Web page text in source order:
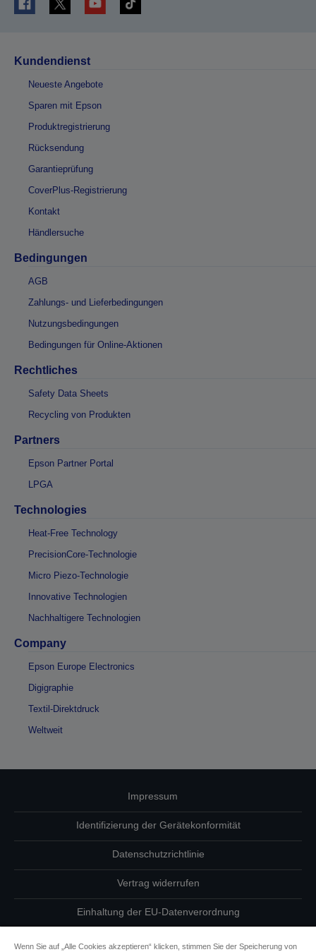
Kundendienst
Neueste Angebote
Sparen mit Epson
Produktregistrierung
Rücksendung
Garantieprüfung
CoverPlus-Registrierung
Kontakt
Händlersuche
Bedingungen
AGB
Zahlungs- und Lieferbedingungen
Nutzungsbedingungen
Bedingungen für Online-Aktionen
Rechtliches
Safety Data Sheets
Recycling von Produkten
Partners
Epson Partner Portal
LPGA
Technologies
Heat-Free Technology
PrecisionCore-Technologie
Micro Piezo-Technologie
Innovative Technologien
Nachhaltigere Technologien
Company
Epson Europe Electronics
Digigraphie
Textil-Direktdruck
Weltweit
Impressum
Identifizierung der Gerätekonformität
Datenschutzrichtlinie
Vertrag widerrufen
Einhaltung der EU-Datenverordnung
Wenn Sie auf „Alle Cookies akzeptieren“ klicken, stimmen Sie der Speicherung von